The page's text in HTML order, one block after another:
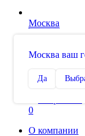
Москва
Москва ваш
Да
Сравнение
0
О компании